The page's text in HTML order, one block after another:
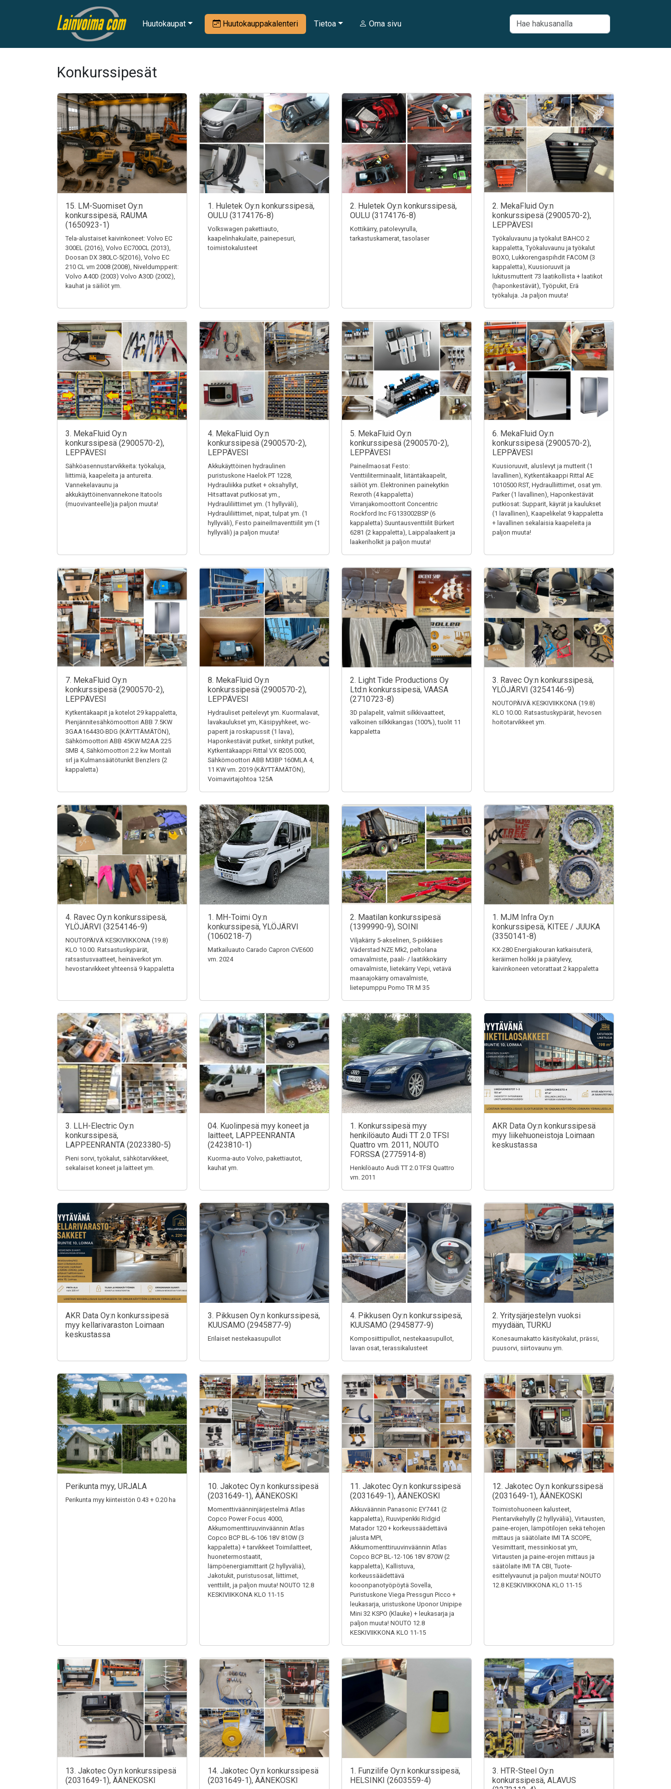
Huutokaupat Huutokauppakalenteri Tietoa Oma sivu
Konkurssipesät
15. LM-Suomiset Oy:n
konkurssipesä, RAUMA
(1650923-1)
Tela-alustaiset kaivinkoneet: Volvo EC
300EL (2016), Volvo EC700CL (2013),
Doosan DX 380LC-5(2016), Volvo EC
210 CL vm 2008 (2008), Niveldumpperit:
Volvo A40D (2003) Volvo A30D (2002),
kauhat ja säiliöt ym.
1. Huletek Oy:n konkurssipesä,
OULU (3174176-8)
Volkswagen pakettiauto,
kaapelinhakulaite, painepesuri,
toimistokalusteet
2. Huletek Oy:n konkurssipesä,
OULU (3174176-8)
Kottikärry, patolevyrulla,
tarkastuskamerat, tasolaser
2. MekaFluid Oy:n
konkurssipesä (2900570-2),
LEPPÄVESI
Työkaluvaunu ja työkalut BAHCO 2
kappaletta, Työkaluvaunu ja työkalut
BOXO, Lukkorengaspihdit FACOM (3
kappaletta), Kuusioruuvit ja
lukitusmutterit 73 laatikollista + laatikot
(haponkestävät), Työpukit, Erä
työkaluja. Ja paljon muuta!
3. MekaFluid Oy:n
konkurssipesä (2900570-2),
LEPPÄVESI
Sähköasennustarvikkeita: työkaluja,
liittimiä, kaapeleita ja antureita.
Vannekelavaunu ja
akkukäyttöinenvannekone Itatools
(muovivanteelle)ja paljon muuta!
4. MekaFluid Oy:n
konkurssipesä (2900570-2),
LEPPÄVESI
Akkukäyttöinen hydraulinen
puristuskone Haelok PT 1228,
Hydrauliikka putket + oksahyllyt,
Hitsattavat putkiosat ym.,
Hydrauliliittimet ym. (1 hyllyväli),
Hydrauliliittimet, nipat, tulpat ym. (1
hyllyväli), Festo paineilmaventtiilit ym (1
hyllyväli) ja paljon muuta!
5. MekaFluid Oy:n
konkurssipesä (2900570-2),
LEPPÄVESI
Paineilmaosat Festo:
Venttiiliterminaalit, liitäntäkaapelit,
säiliöt ym. Elektroninen painekytkin
Rexroth (4 kappaletta)
Virranjakomoottorit Concentric
Rockford Inc FG133002BSP (6
kappaletta) Suuntausventtiilit Bürkert
6281 (2 kappaletta), Laippalaakerit ja
laakeriholkit ja paljon muuta!
6. MekaFluid Oy:n
konkurssipesä (2900570-2),
LEPPÄVESI
Kuusioruuvit, aluslevyt ja mutterit (1
lavallinen), Kytkentäkaappi Rittal AE
1010500 RST, Hydraulliittimet, osat ym.
Parker (1 lavallinen), Haponkestävät
putkiosat: Supparit, käyrät ja kaulukset
(1 lavallinen), Kaapelikelat 9 kappaletta
+ lavallinen sekalaisia kaapeleita ja
paljon muuta!
7. MekaFluid Oy:n
konkurssipesä (2900570-2),
LEPPÄVESI
Kytkentäkaapit ja kotelot 29 kappaletta,
Pienjännitesähkömoottori ABB 7.5KW
3GAA164430-BDG (KÄYTTÄMÄTÖN),
Sähkömoottori ABB 45KW M2AA 225
SMB 4, Sähkömoottori 2.2 kw Moritali
srl ja Kulmansäätötunkit Benzlers (2
kappaletta)
8. MekaFluid Oy:n
konkurssipesä (2900570-2),
LEPPÄVESI
Hydrauliset peitelevyt ym. Kuormalavat,
lavakaulukset ym, Käsipyyhkeet, wc-
paperit ja roskapussit (1 lava),
Haponkestävät putket, sinkityt putket,
Kytkentäkaappi Rittal VX 8205.000,
Sähkömoottori ABB M3BP 160MLA 4,
11 KW vm. 2019 (KÄYTTÄMÄTÖN),
Voimavirtajohtoa 125A
2. Light Tide Productions Oy
Ltd:n konkurssipesä, VAASA
(2710723-8)
3D palapelit, valmiit silkkivaatteet,
valkoinen silkkikangas (100%), tuolit 11
kappaletta
3. Ravec Oy:n konkurssipesä,
YLÖJÄRVI (3254146-9)
NOUTOPÄIVÄ KESKIVIIKKONA (19.8)
KLO 10.00. Ratsastuskypärät, hevosen
hoitotarvikkeet ym.
4. Ravec Oy:n konkurssipesä,
YLÖJÄRVI (3254146-9)
NOUTOPÄIVÄ KESKIVIIKKONA (19.8)
KLO 10.00. Ratsastuskypärät,
ratsastusvaatteet, heinäverkot ym.
hevostarvikkeet yhteensä 9 kappaletta
1. MH-Toimi Oy:n
konkurssipesä, YLÖJÄRVI
(1060218-7)
Matkailuauto Carado Capron CVE600
vm. 2024
2. Maatilan konkurssipesä
(1399990-9), SOINI
Viljakärry 5-akselinen, S-piikkiäes
Väderstad NZE Mk2, peltolana
omavalmiste, paali- / laatikkokärry
omavalmiste, lietekärry Vepi, vetävä
maanajokärry omavalmiste,
lietepumppu Pomo TR M 35
1. MJM Infra Oy:n
konkurssipesä, KITEE / JUUKA
(3350141-8)
KX-280 Energiakouran katkaisuterä,
keräimen holkki ja päätylevy,
kaivinkoneen vetorattaat 2 kappaletta
3. LLH-Electric Oy:n
konkurssipesä,
LAPPEENRANTA (2023380-5)
Pieni sorvi, työkalut, sähkötarvikkeet,
sekalaiset koneet ja laitteet ym.
04. Kuolinpesä myy koneet ja
laitteet, LAPPEENRANTA
(2423810-1)
Kuorma-auto Volvo, pakettiautot,
kauhat ym.
1. Konkurssipesä myy
henkilöauto Audi TT 2.0 TFSI
Quattro vm. 2011, NOUTO
FORSSA (2775914-8)
Henkilöauto Audi TT 2.0 TFSI Quattro
vm. 2011
AKR Data Oy:n konkurssipesä
myy liikehuoneistoja Loimaan
keskustassa
AKR Data Oy:n konkurssipesä
myy kellarivaraston Loimaan
keskustassa
3. Pikkusen Oy:n konkurssipesä,
KUUSAMO (2945877-9)
Erilaiset nestekaasupullot
4. Pikkusen Oy:n konkurssipesä,
KUUSAMO (2945877-9)
Komposiittipullot, nestekaasupullot,
lavan osat, terassikalusteet
2. Yritysjärjestelyn vuoksi
myydään, TURKU
Konesaumakatto käsityökalut, prässi,
puusorvi, siirtovaunu ym.
Perikunta myy, URJALA
Perikunta myy kiinteistön 0.43 + 0.20 ha
10. Jakotec Oy:n konkurssipesä
(2031649-1), ÄÄNEKOSKI
Momenttiväänninjärjestelmä Atlas
Copco Power Focus 4000,
Akkumomenttiruuvinväännin Atlas
Copco BCP BL-6-106 18V 810W (3
kappaletta) + tarvikkeet Toimilaitteet,
huonetermostaatit,
lämpöenergiamittarit (2 hyllyväliä),
Jakotukit, puristusosat, liittimet,
venttiilit, ja paljon muuta! NOUTO 12.8
KESKIVIIKKONA KLO 11-15
11. Jakotec Oy:n konkurssipesä
(2031649-1), ÄÄNEKOSKI
Akkuväännin Panasonic EY7441 (2
kappaletta), Ruuvipenkki Ridgid
Matador 120 + korkeussäädettävä
jalusta MPI,
Akkumomenttiruuvinväännin Atlas
Copco BCP BL-12-106 18V 870W (2
kappaletta), Kallistuva,
korkeussäädettävä
kooonpanotyöpöytä Sovella,
Puristuskone Viega Pressgun Picco +
leukasarja, uristuskone Uponor Unipipe
Mini 32 KSPO (Klauke) + leukasarja ja
paljon muuta! NOUTO 12.8
KESKIVIIKKONA KLO 11-15
12. Jakotec Oy:n konkurssipesä
(2031649-1), ÄÄNEKOSKI
Toimistohuoneen kalusteet,
Pientarvikehylly (2 hyllyväliä), Virtausten,
paine-erojen, lämpötilojen sekä tehojen
mittaus ja säätölaite IMI TA SCOPE,
Vesimittarit, messinkiosat ym,
Virtausten ja paine-erojen mittaus ja
säätölaite IMI TA CBI, Tuote-
esittelyvaunut ja paljon muuta! NOUTO
12.8 KESKIVIIKKONA KLO 11-15
13. Jakotec Oy:n konkurssipesä
(2031649-1), ÄÄNEKOSKI
14. Jakotec Oy:n konkurssipesä
(2031649-1), ÄÄNEKOSKI
1. Funzilife Oy:n konkurssipesä,
HELSINKI (2603559-4)
3. HTR-Steel Oy:n
konkurssipesä, ALAVUS